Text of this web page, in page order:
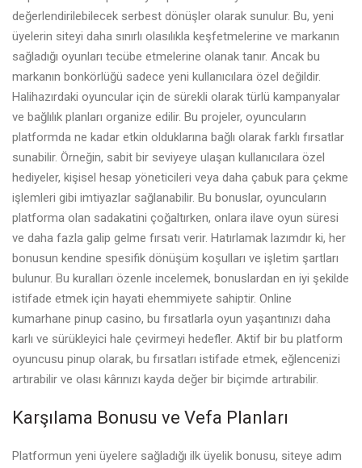
değerlendirilebilecek serbest dönüşler olarak sunulur. Bu, yeni
üyelerin siteyi daha sınırlı olasılıkla keşfetmelerine ve markanın
sağladığı oyunları tecübe etmelerine olanak tanır. Ancak bu
markanın bonkörlüğü sadece yeni kullanıcılara özel değildir.
Halihazırdaki oyuncular için de sürekli olarak türlü kampanyalar
ve bağlılık planları organize edilir. Bu projeler, oyuncuların
platformda ne kadar etkin olduklarına bağlı olarak farklı fırsatlar
sunabilir. Örneğin, sabit bir seviyeye ulaşan kullanıcılara özel
hediyeler, kişisel hesap yöneticileri veya daha çabuk para çekme
işlemleri gibi imtiyazlar sağlanabilir. Bu bonuslar, oyuncuların
platforma olan sadakatini çoğaltırken, onlara ilave oyun süresi
ve daha fazla galip gelme fırsatı verir. Hatırlamak lazımdır ki, her
bonusun kendine spesifik dönüşüm koşulları ve işletim şartları
bulunur. Bu kuralları özenle incelemek, bonuslardan en iyi şekilde
istifade etmek için hayati ehemmiyete sahiptir. Online
kumarhane pinup casino, bu fırsatlarla oyun yaşantınızı daha
karlı ve sürükleyici hale çevirmeyi hedefler. Aktif bir bu platform
oyuncusu pinup olarak, bu fırsatları istifade etmek, eğlencenizi
artırabilir ve olası kârınızı kayda değer bir biçimde artırabilir.
Karşılama Bonusu ve Vefa Planları
Platformun yeni üyelere sağladığı ilk üyelik bonusu, siteye adım